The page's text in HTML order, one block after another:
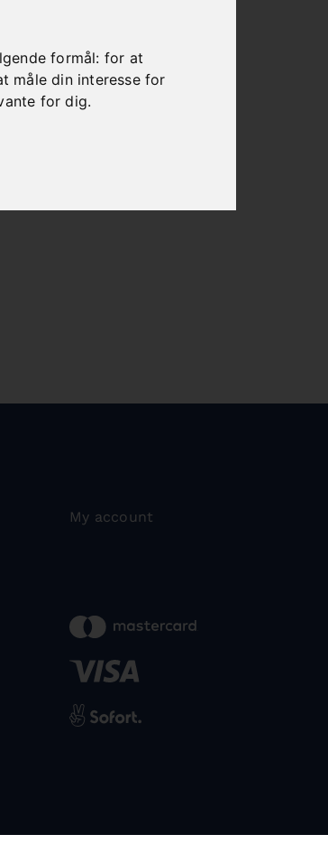
formål: for at
måle din interesse for
for dig.
My account